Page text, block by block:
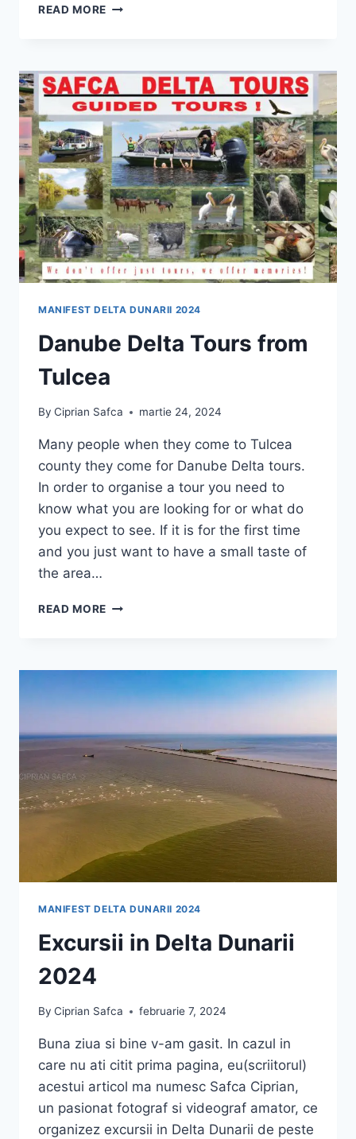
READ MORE EXCURSII
BIRDWATCHING
ÎN
DELTA
DUNARII
MANIFEST DELTA DUNARII 2024
Danube Delta Tours from
Tulcea
By Ciprian Safca martie 24, 2024
Many people when they come to Tulcea
county they come for Danube Delta tours.
In order to organise a tour you need to
know what you are looking for or what do
you expect to see. If it is for the first time
and you just want to have a small taste of
the area…
READ MORE DANUBE
TULCEA
MANIFEST DELTA DUNARII 2024
Excursii in Delta Dunarii
2024
By Ciprian Safca februarie 7, 2024
Buna ziua si bine v-am gasit. In cazul in
care nu ati citit prima pagina, eu(scriitorul)
acestui articol ma numesc Safca Ciprian,
un pasionat fotograf si videograf amator, ce
organizez excursii in Delta Dunarii de peste